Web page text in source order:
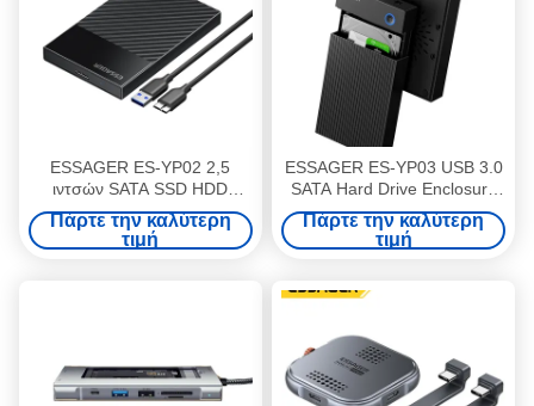
ESSAGER ES-YP02 2,5
ιντσών SATA SSD HDD
Εξωτερικό σκληρό δίσκο
περιβλήμα με ταχύτητα
5Gbps USB 3.0 και διπλό
Πάρτε την καλύτερη
τιμή
ESSAGER ES-YP03 USB 3.0
SATA Hard Drive Enclosure
με ταχύτητα 5Gbps Διπλό
πρωτόκολλο Boost και
ευρέως συμβατό με 2,5 3,5
Πάρτε την καλύτερη
τιμή